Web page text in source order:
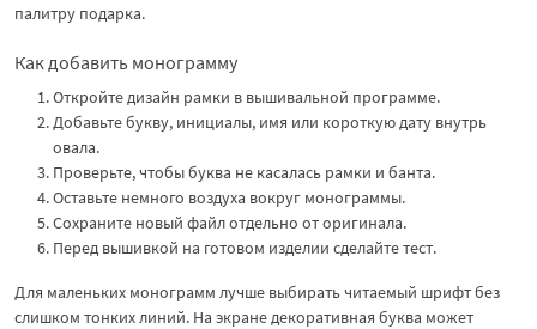
палитру подарка.
Как добавить монограмму
Откройте дизайн рамки в вышивальной программе.
Добавьте букву, инициалы, имя или короткую дату внутрь
овала.
Проверьте, чтобы буква не касалась рамки и банта.
Оставьте немного воздуха вокруг монограммы.
Сохраните новый файл отдельно от оригинала.
Перед вышивкой на готовом изделии сделайте тест.
Для маленьких монограмм лучше выбирать читаемый шрифт без
слишком тонких линий. На экране декоративная буква может